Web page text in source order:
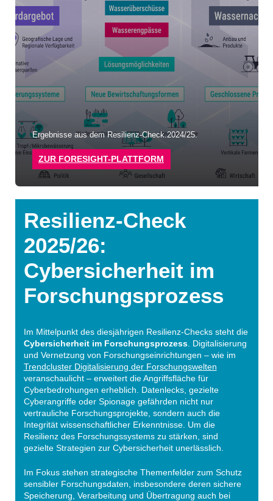
Ergebnisse aus dem Resilienz-Check.2024/25.
ZUR FORESIGHT-PLATTFORM
Resilienz-Check
2025/26:
Cybersicherheit im
Forschungsprozess
Im Mittelpunkt des diesjährigen Resilienz-Checks steht die
Cybersicherheit im Forschungsprozess. Digitalisierung
und Vernetzung von Forschungseinrichtungen – wie im
Trendcluster Digitalisierung der Forschungswelten
veranschaulicht – erweitert die Angriffsfläche für
Cyberbedrohungen erheblich. Datenlecks, gezielte
Cyberangriffe oder Spionage gefährden nicht nur
vertrauliche Forschungsprojekte, sondern auch die
Integrität wissenschaftlicher Erkenntnisse. Um die
Resilienz des Forschungssystems zu stärken, sind
gezielte Strategien zur Cybersicherheit unerlässlich.
Im Fokus stehen strategische Themenfelder zum Schutz
sensibler Forschungsdaten, insbesondere deren sichere
Speicherung, Verarbeitung und Übertragung auch bei